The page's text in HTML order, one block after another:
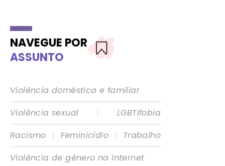
NAVEGUE POR
ASSUNTO
Violência doméstica e familiar
Violência sexual
|
LGBTIfobia
Racismo
| Feminicídio |
Trabalho
Violência de gênero na internet